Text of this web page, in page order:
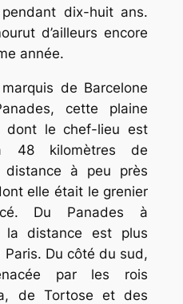
dix-huit ans.
d’ailleurs encore
année.
de Barcelone
cette plaine
dont le chef-lieu est
48 kilomètres de
à peu près
elle était le grenier
Du Panades à
la distance est plus
Paris. Du côté du sud,
par les rois
de Tortose et des